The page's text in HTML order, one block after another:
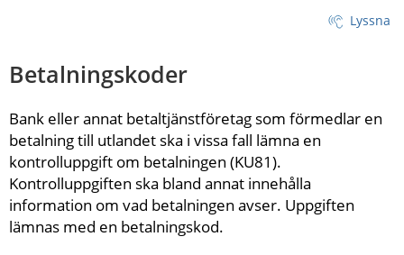
Lyssna
Betalningskoder
Bank eller annat betaltjänstföretag som förmedlar en
betalning till utlandet ska i vissa fall lämna en
kontrolluppgift om betalningen (KU81).
Kontrolluppgiften ska bland annat innehålla
information om vad betalningen avser. Uppgiften
lämnas med en betalningskod.